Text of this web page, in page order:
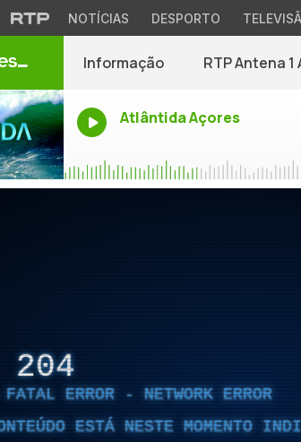
NOTÍCIAS DESPORTO
Informação RTP Antena 1
Atlântida Açores
204
ERROR - NETWORK ERROR
ESTÁ NESTE MOMENTO